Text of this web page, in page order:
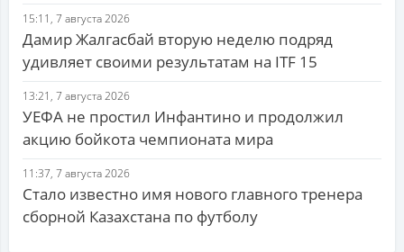
15:11, 7 августа 2026
Дамир Жалгасбай вторую неделю подряд
удивляет своими результатам на ITF 15
13:21, 7 августа 2026
УЕФА не простил Инфантино и продолжил
акцию бойкота чемпионата мира
11:37, 7 августа 2026
Стало известно имя нового главного тренера
сборной Казахстана по футболу